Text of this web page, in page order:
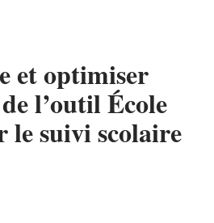
et optimiser
l’outil École
le suivi scolaire